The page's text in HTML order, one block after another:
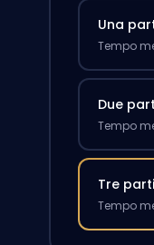
Una
Tempo
Due
Tempo
Tre
Tempo